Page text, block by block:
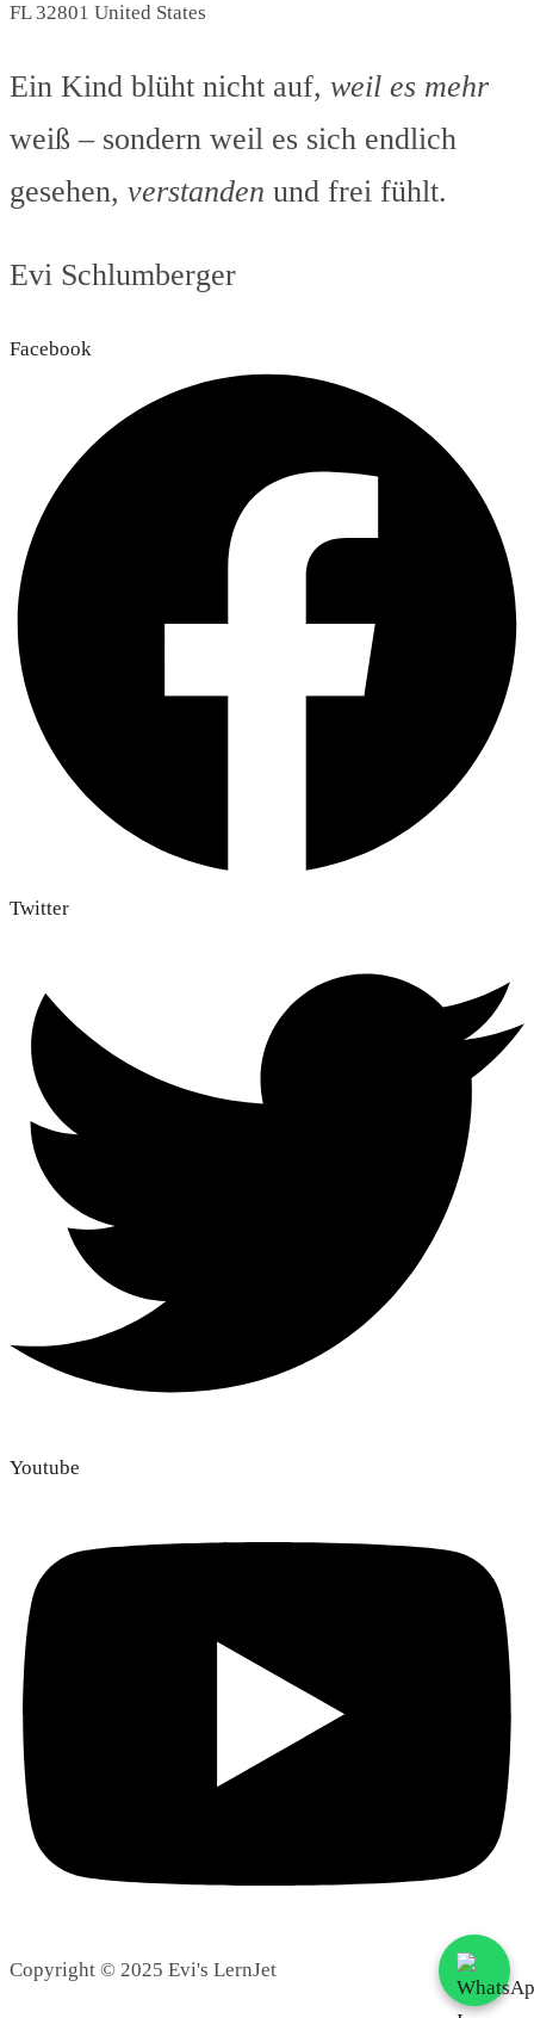
FL 32801 United States
Ein Kind blüht nicht auf, weil es mehr
weiß – sondern weil es sich endlich
gesehen, verstanden und frei fühlt.
Evi Schlumberger
Facebook
Twitter
Youtube
Copyright © 2025 Evi's LernJet